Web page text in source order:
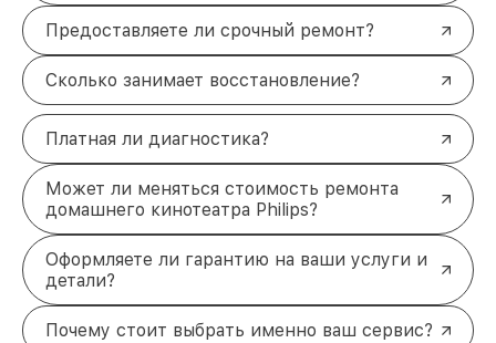
Предоставляете ли срочный ремонт?
Сколько занимает восстановление?
Платная ли диагностика?
Может ли меняться стоимость ремонта
домашнего кинотеатра Philips?
Оформляете ли гарантию на ваши услуги и
детали?
Почему стоит выбрать именно ваш сервис?